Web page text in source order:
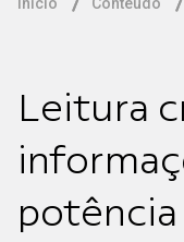
Leitura
potência